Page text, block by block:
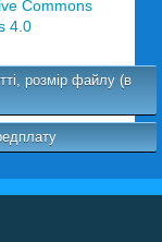
Commons
4.0
розмір файлу (в